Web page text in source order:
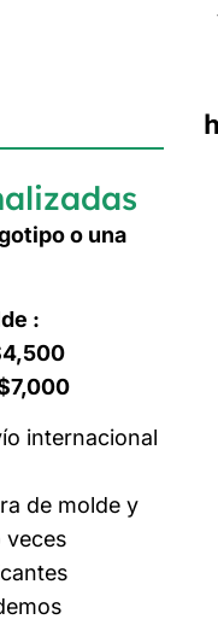
o una
:
internacional
de molde y
veces